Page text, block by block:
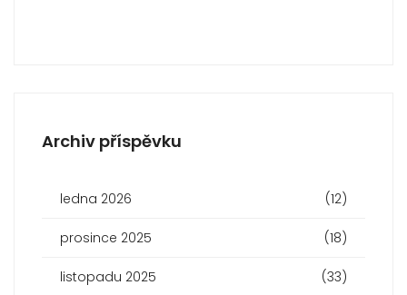
Archiv příspěvku
ledna 2026 (12)
prosince 2025 (18)
listopadu 2025 (33)